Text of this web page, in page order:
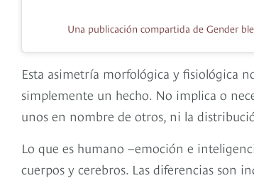
Una publicación compartida de Gender
Esta asimetría morfológica y fisiológica
simplemente un hecho. No implica o
unos en nombre de otros, ni la
Lo que es humano –emoción e
cuerpos y cerebros. Las diferencias son